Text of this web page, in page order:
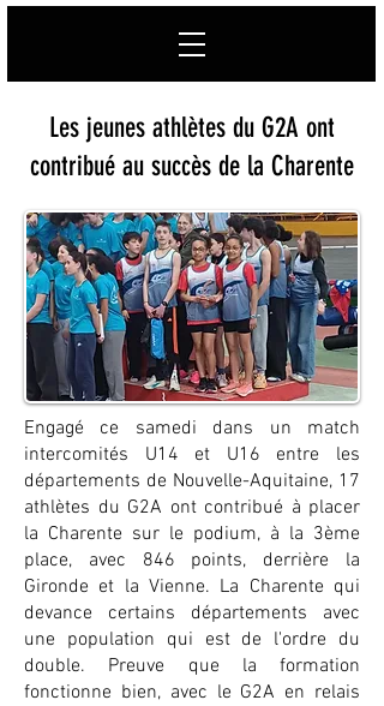
Les jeunes athlètes du G2A ont
contribué au succès de la Charente
Engagé ce samedi dans un match
intercomités U14 et U16 entre les
départements de Nouvelle-Aquitaine, 17
athlètes du G2A ont contribué à placer
la Charente sur le podium, à la 3ème
place, avec 846 points, derrière la
Gironde et la Vienne. La Charente qui
devance certains départements avec
une population qui est de l'ordre du
double. Preuve que la formation
fonctionne bien, avec le G2A en relais